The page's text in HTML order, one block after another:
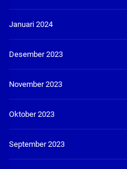
Januari 2024
Desember 2023
November 2023
Oktober 2023
September 2023